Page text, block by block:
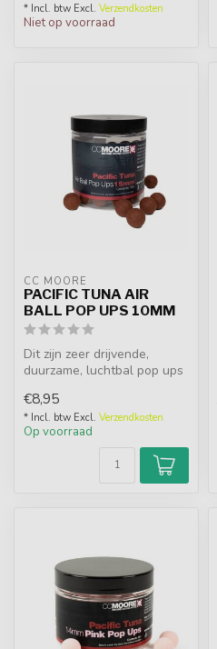
* Incl. btw Excl. Verzendkosten
Niet op voorraad
CC MOORE
PACIFIC TUNA AIR
BALL POP UPS 10MM
Dit zijn zeer drijvende,
duurzame, luchtbal pop ups
Bas...
€8,95
* Incl. btw Excl. Verzendkosten
Op voorraad